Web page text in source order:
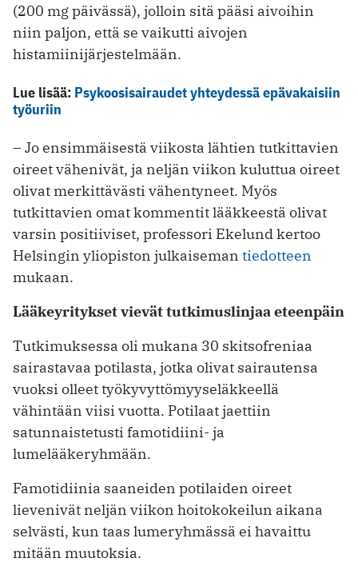
(200 mg päivässä), jolloin sitä pääsi aivoihin
niin paljon, että se vaikutti aivojen
histamiinijärjestelmään.
Lue lisää: Psykoosisairaudet yhteydessä epävakaisiin
työuriin
– Jo ensimmäisestä viikosta lähtien tutkittavien
oireet vähenivät, ja neljän viikon kuluttua oireet
olivat merkittävästi vähentyneet. Myös
tutkittavien omat kommentit lääkkeestä olivat
varsin positiiviset, professori Ekelund kertoo
Helsingin yliopiston julkaiseman tiedotteen
mukaan.
Lääkeyritykset vievät tutkimuslinjaa eteenpäin
Tutkimuksessa oli mukana 30 skitsofreniaa
sairastavaa potilasta, jotka olivat sairautensa
vuoksi olleet työkyvyttömyyseläkkeellä
vähintään viisi vuotta. Potilaat jaettiin
satunnaistetusti famotidiini- ja
lumelääkeryhmään.
Famotidiinia saaneiden potilaiden oireet
lievenivät neljän viikon hoitokokeilun aikana
selvästi, kun taas lumeryhmässä ei havaittu
mitään muutoksia.